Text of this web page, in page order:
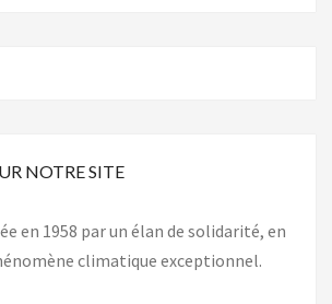
NOTRE SITE
en 1958 par un élan de solidarité, en
climatique exceptionnel.